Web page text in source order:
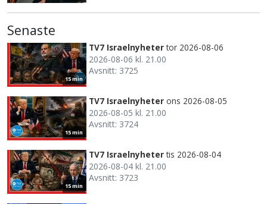
Senaste
15 min
TV7 Israelnyheter tor 2026-08-06
2026-08-06 kl. 21.00
Avsnitt: 3725
15 min
TV7 Israelnyheter ons 2026-08-05
2026-08-05 kl. 21.00
Avsnitt: 3724
15 min
TV7 Israelnyheter tis 2026-08-04
2026-08-04 kl. 21.00
Avsnitt: 3723